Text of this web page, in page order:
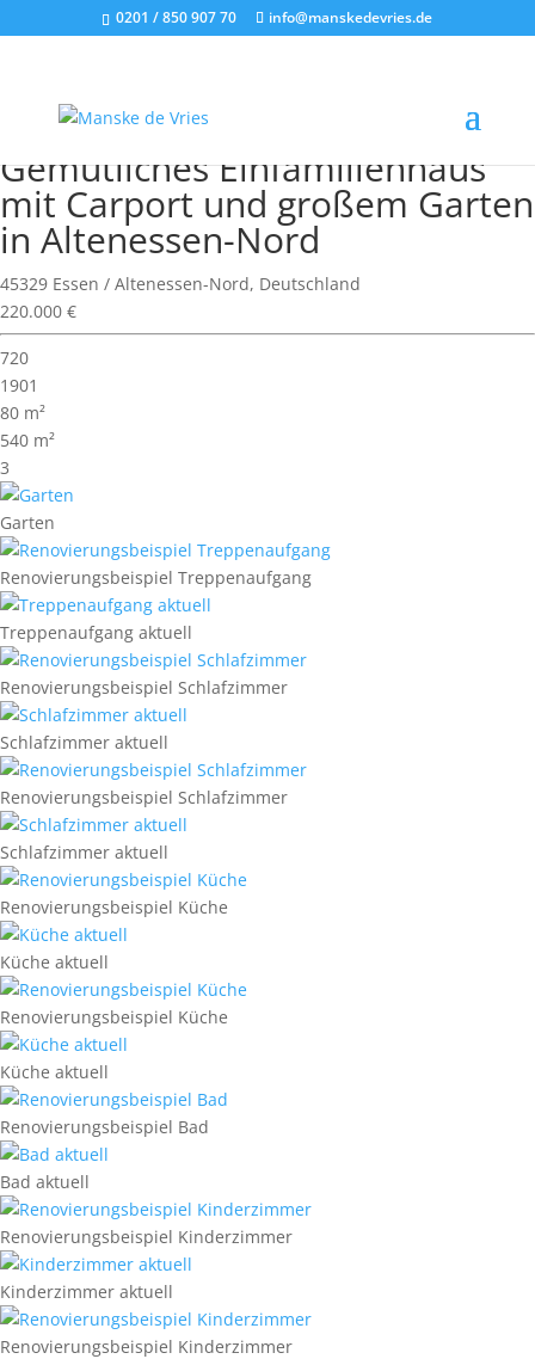
0201 / 850 907 70 info@manskedevries.de
Wohnimmobilie > Doppelhaushälfte
Gemütliches Einfamilienhaus
mit Carport und großem Garten
in Altenessen-Nord
45329 Essen / Altenessen-Nord, Deutschland
220.000 €
720
1901
80 m²
540 m²
3
Garten
Renovierungsbeispiel Treppenaufgang
Treppenaufgang aktuell
Renovierungsbeispiel Schlafzimmer
Schlafzimmer aktuell
Renovierungsbeispiel Schlafzimmer
Schlafzimmer aktuell
Renovierungsbeispiel Küche
Küche aktuell
Renovierungsbeispiel Küche
Küche aktuell
Renovierungsbeispiel Bad
Bad aktuell
Renovierungsbeispiel Kinderzimmer
Kinderzimmer aktuell
Renovierungsbeispiel Kinderzimmer